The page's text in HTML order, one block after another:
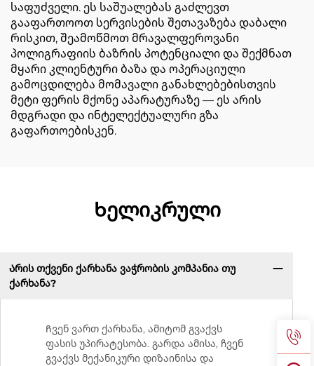
საფუძველი. ეს საშუალებას გაძლევთ
გააფართოოთ სერვისების შეთავაზება დაბალი
რისკით, შეამოწმოთ მრავალფეროვანი
პოლიგრაფიის ბაზრის პოტენციალი და შექმნათ
მყარი კლიენტური ბაზა და ოპერაციული
გამოცდილება მომავალი განახლებებისთვის
მეტი ფერის მქონე აპარატურაზე — ეს არის
მდგრადი და ინტელექტუალური გზა
გაფართოებისკენ.
Ხელიკრული
Არის თქვენი ქარხანა ვაჭრობის კომპანია თუ
ქარხანა?
Ჩვენ ვართ ქარხანა, ამიტომ გვაქვს
ფასის უპირატესობა. გარდა ამისა, ჩვენ
გვაქვს მექანიკური დიზაინისა და